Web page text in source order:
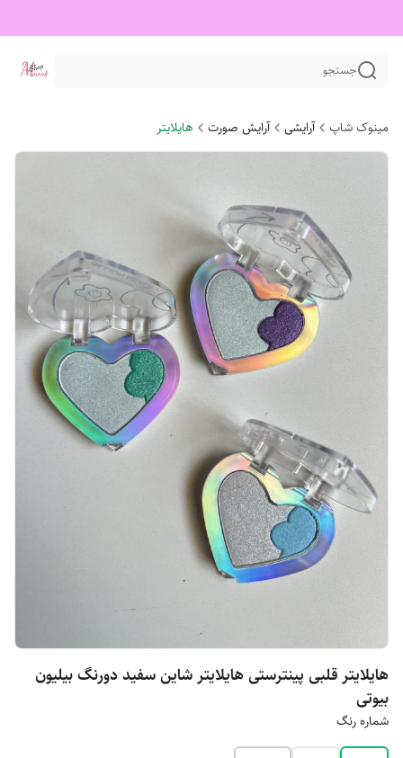
جستجو
مینوک شاپ آرایشی آرایش صورت هایلایتر
هایلایتر قلبی پینترستی هایلایتر شاین سفید دورنگ بیلیون
بیوتی
شماره رنگ